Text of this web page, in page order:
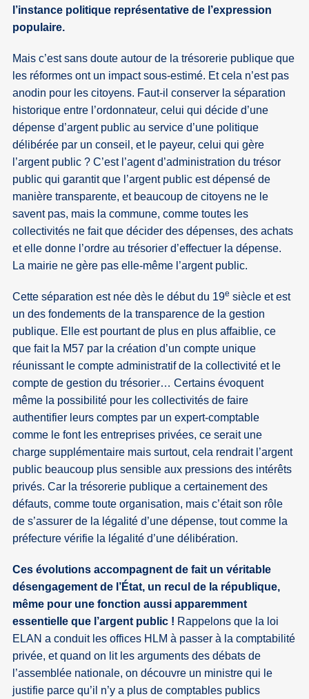
l’instance politique représentative de l’expression
populaire.
Mais c’est sans doute autour de la trésorerie publique que
les réformes ont un impact sous-estimé. Et cela n’est pas
anodin pour les citoyens. Faut-il conserver la séparation
historique entre l’ordonnateur, celui qui décide d’une
dépense d’argent public au service d’une politique
délibérée par un conseil, et le payeur, celui qui gère
l’argent public ? C’est l’agent d’administration du trésor
public qui garantit que l’argent public est dépensé de
manière transparente, et beaucoup de citoyens ne le
savent pas, mais la commune, comme toutes les
collectivités ne fait que décider des dépenses, des achats
et elle donne l’ordre au trésorier d’effectuer la dépense.
La mairie ne gère pas elle-même l’argent public.
Cette séparation est née dès le début du 19e siècle et est
un des fondements de la transparence de la gestion
publique. Elle est pourtant de plus en plus affaiblie, ce
que fait la M57 par la création d’un compte unique
réunissant le compte administratif de la collectivité et le
compte de gestion du trésorier… Certains évoquent
même la possibilité pour les collectivités de faire
authentifier leurs comptes par un expert-comptable
comme le font les entreprises privées, ce serait une
charge supplémentaire mais surtout, cela rendrait l’argent
public beaucoup plus sensible aux pressions des intérêts
privés. Car la trésorerie publique a certainement des
défauts, comme toute organisation, mais c’était son rôle
de s’assurer de la légalité d’une dépense, tout comme la
préfecture vérifie la légalité d’une délibération.
Ces évolutions accompagnent de fait un véritable
désengagement de l’État, un recul de la république,
même pour une fonction aussi apparemment
essentielle que l’argent public ! Rappelons que la loi
ELAN a conduit les offices HLM à passer à la comptabilité
privée, et quand on lit les arguments des débats de
l’assemblée nationale, on découvre un ministre qui le
justifie parce qu’il n’y a plus de comptables publics